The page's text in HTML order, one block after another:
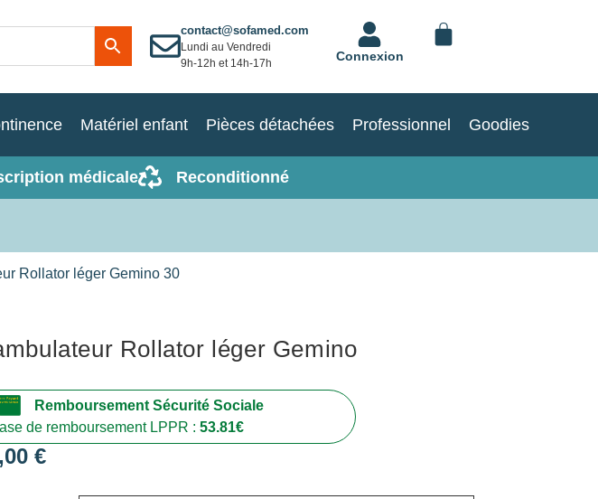
contact@sofamed.com
Lundi au Vendredi
9h-12h et 14h-17h
Connexion
Matériel enfant Pièces détachées Professionnel Goodies
médicale Reconditionné
Rollator léger Gemino 30
Rollator léger Gemino
Remboursement Sécurité Sociale
de remboursement LPPR : 53.81€
€